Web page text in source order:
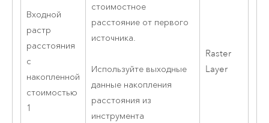
Входной
растр
расстояния
с
накопленной
стоимостью
1
стоимостное
расстояние от первого
источника.
Используйте выходные
данные накопления
расстояния из
инструмента
Raster
Layer